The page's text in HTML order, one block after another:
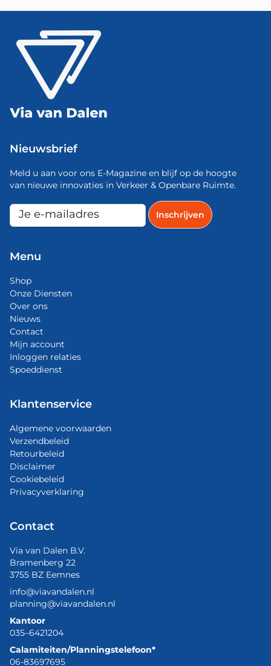
Nieuwsbrief
Meld u aan voor ons E-Magazine en blijf op de hoogte
van nieuwe innovaties in Verkeer & Openbare Ruimte.
Menu
Shop
Onze Diensten
Over ons
Nieuws
Contact
Mijn account
Inloggen relaties
Spoeddienst
Klantenservice
Algemene voorwaarden
Verzendbeleid
Retourbeleid
Disclaimer
Cookiebeleid
Privacyverklaring
Contact
Via van Dalen B.V.
Bramenberg 22
3755 BZ Eemnes
info@viavandalen.nl
planning@viavandalen.nl
Kantoor
035–6421204
Calamiteiten/Planningstelefoon*
06-83697695